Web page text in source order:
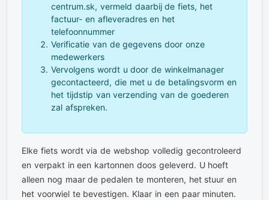
centrum.sk, vermeld daarbij de fiets, het
factuur- en afleveradres en het
telefoonnummer
Verificatie van de gegevens door onze
medewerkers
Vervolgens wordt u door de winkelmanager
gecontacteerd, die met u de betalingsvorm en
het tijdstip van verzending van de goederen
zal afspreken.
Elke fiets wordt via de webshop volledig gecontroleerd
en verpakt in een kartonnen doos geleverd. U hoeft
alleen nog maar de pedalen te monteren, het stuur en
het voorwiel te bevestigen. Klaar in een paar minuten.